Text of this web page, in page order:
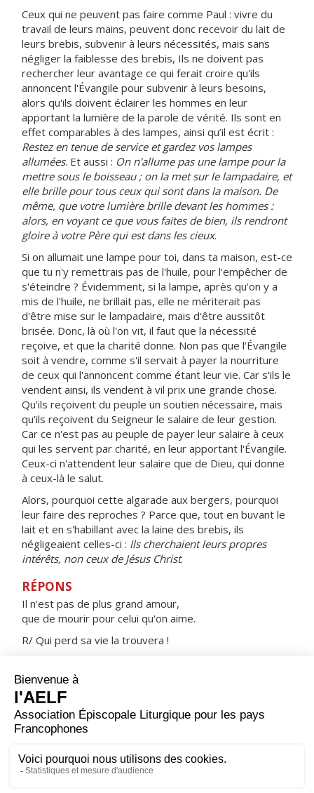
Ceux qui ne peuvent pas faire comme Paul : vivre du
travail de leurs mains, peuvent donc recevoir du lait de
leurs brebis, subvenir à leurs nécessités, mais sans
négliger la faiblesse des brebis, Ils ne doivent pas
rechercher leur avantage ce qui ferait croire qu'ils
annoncent l'Évangile pour subvenir à leurs besoins,
alors qu'ils doivent éclairer les hommes en leur
apportant la lumière de la parole de vérité. Ils sont en
effet comparables à des lampes, ainsi qu’il est écrit :
Restez en tenue de service et gardez vos lampes
allumées. Et aussi : On n'allume pas une lampe pour la
mettre sous le boisseau ; on la met sur le lampadaire, et
elle brille pour tous ceux qui sont dans la maison. De
même, que votre lumière brille devant les hommes :
alors, en voyant ce que vous faites de bien, ils rendront
gloire à votre Père qui est dans les cieux.
Si on allumait une lampe pour toi, dans ta maison, est-ce
que tu n'y remettrais pas de l'huile, pour l'empêcher de
s'éteindre ? Évidemment, si la lampe, après qu'on y a
mis de l'huile, ne brillait pas, elle ne mériterait pas
d'être mise sur le lampadaire, mais d'être aussitôt
brisée. Donc, là où l'on vit, il faut que la nécessité
reçoive, et que la charité donne. Non pas que l'Évangile
soit à vendre, comme s'il servait à payer la nourriture
de ceux qui l'annoncent comme étant leur vie. Car s'ils le
vendent ainsi, ils vendent à vil prix une grande chose.
Qu'ils reçoivent du peuple un soutien nécessaire, mais
qu'ils reçoivent du Seigneur le salaire de leur gestion.
Car ce n'est pas au peuple de payer leur salaire à ceux
qui les servent par charité, en leur apportant l'Évangile.
Ceux-ci n'attendent leur salaire que de Dieu, qui donne
à ceux-là le salut.
Alors, pourquoi cette algarade aux bergers, pourquoi
leur faire des reproches ? Parce que, tout en buvant le
lait et en s'habillant avec la laine des brebis, ils
négligeaient celles-ci : Ils cherchaient leurs propres
intérêts, non ceux de Jésus Christ.
RÉPONS
Il n'est pas de plus grand amour,
que de mourir pour celui qu'on aime.
R/ Qui perd sa vie la trouvera !
donnons-la, nous aussi, pour nos frères.
Nous sommes passés de la mort à la vie,
puisque nous aimons nos frères.
ORAISON
Accorde-nous, Seigneur, de pouvoir t'adorer sans
partage, et d'avoir pour tout homme une vraie charité.